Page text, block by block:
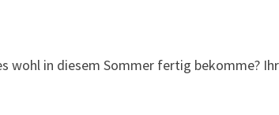
wohl in diesem Sommer fertig bekomme?